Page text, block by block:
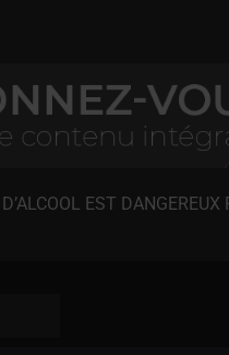
D’ALCOOL EST